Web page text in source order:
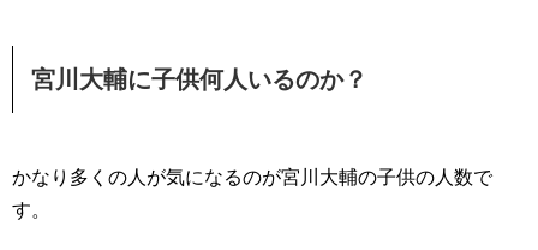
宮川大輔に子供何人いるのか？
かなり多くの人が気になるのが宮川大輔の子供の人数で
す。